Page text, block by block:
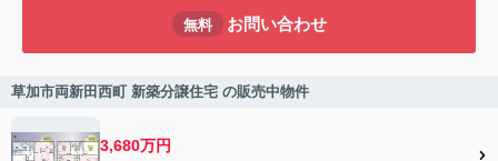
無料 お問い合わせ
草加市両新田西町 新築分譲住宅 の販売中物件
3,680万円